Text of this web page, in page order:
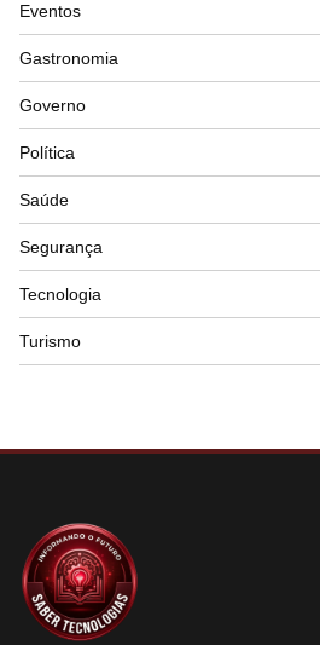
Eventos
Gastronomia
Governo
Política
Saúde
Segurança
Tecnologia
Turismo